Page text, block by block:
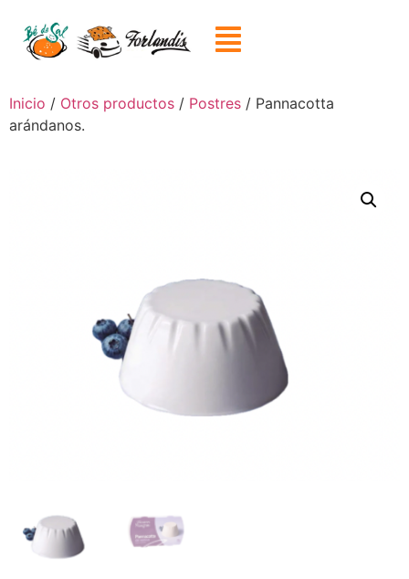
Inicio / Otros productos / Postres / Pannacotta
arándanos.